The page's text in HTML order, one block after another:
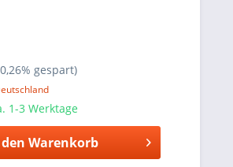
gespart)
1-3 Werktage
Warenkorb